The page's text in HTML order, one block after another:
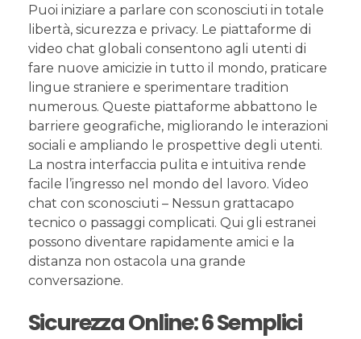
Puoi iniziare a parlare con sconosciuti in totale
libertà, sicurezza e privacy. Le piattaforme di
video chat globali consentono agli utenti di
fare nuove amicizie in tutto il mondo, praticare
lingue straniere e sperimentare tradition
numerous. Queste piattaforme abbattono le
barriere geografiche, migliorando le interazioni
sociali e ampliando le prospettive degli utenti.
La nostra interfaccia pulita e intuitiva rende
facile l’ingresso nel mondo del lavoro. Video
chat con sconosciuti – Nessun grattacapo
tecnico o passaggi complicati. Qui gli estranei
possono diventare rapidamente amici e la
distanza non ostacola una grande
conversazione.
Sicurezza Online: 6 Semplici